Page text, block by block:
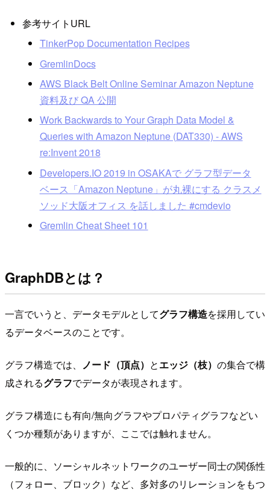
参考サイトURL
TinkerPop Documentation Recipes
GremlinDocs
AWS Black Belt Online Seminar Amazon Neptune
資料及び QA 公開
Work Backwards to Your Graph Data Model &
Queries with Amazon Neptune (DAT330) - AWS
re:Invent 2018
Developers.IO 2019 in OSAKAで グラフ型データ
ベース「Amazon Neptune」が丸裸にする クラスメ
ソッド大阪オフィス を話しました #cmdevio
Gremlin Cheat Sheet 101
GraphDBとは？
一言でいうと、データモデルとしてグラフ構造を採用してい
るデータベースのことです。
グラフ構造では、 ノード（頂点） とエッジ（枝） の集合で構
成されるグラフでデータが表現されます。
グラフ構造にも有向/無向グラフやプロパティグラフなどい
くつか種類がありますが、ここでは触れません。
一般的に、ソーシャルネットワークのユーザー同士の関係性
（フォロー、ブロック）など、多対多のリレーションをもつ